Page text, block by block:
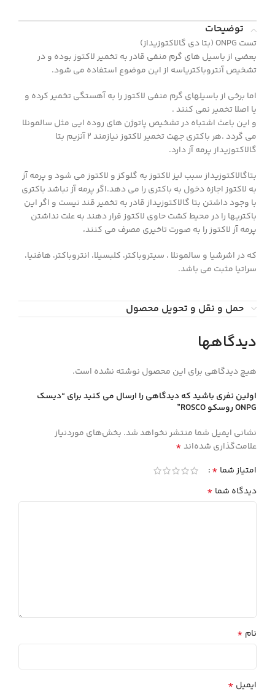
توضیحات
تست ONPG (بتا دی گالاکتوزیداز)
بعضی از باسیل های گرم منفی قادر به تخمیر لاکتوز بوده و در
تشخیص آنتروباکتریاسه از این موضوع استفاده می شود.
اما برخی از باسیلهای گرم منفی لاکتوز را به آهستگی تخمیر کرده و
یا اصلا تخمیر نمی کنند .
و این باعث اشتباه در تشخیص پاتوژن های روده ایی مثل سالمونلا
می گردد .هر باکتری جهت تخمیر لاکتوز نیازمند 2 آنزیم بتا
گالاکتوزیداز پرمه آز دارد.
بتاگالاکتوزیداز سبب لیز لاکتوز به گلوکز و لاکتوز می شود و پرمه آز
به لاکتوز اجازه دخول به باکتری را می دهد.اگر پرمه آز نباشد باکتری
با وجود داشتن بتا گالاکتوزیداز قادر به تخمیر قند نیست و اگر این
باکتریها را در محیط کشت حاوی لاکتوز قرار دهند به علت نداشتن
پرمه آز لاکتوز را به صورت تاخیری مصرف می کنند،
که در اشرشیا و سالمونلا ، سیتروباکتر، کلبسیلا، انتروباکتر، هافنیا،
سراتیا مثبت می باشد.
حمل و نقل و تحویل محصول
دیدگاهها
هیچ دیدگاهی برای این محصول نوشته نشده است.
اولین نفری باشید که دیدگاهی را ارسال می کنید برای “ديسك
ONPG روسكو ROSCO”
نشانی ایمیل شما منتشر نخواهد شد. بخش‌های موردنیاز
علامت‌گذاری شده‌اند*
امتیاز شما *
دیدگاه شما *
نام *
ایمیل *